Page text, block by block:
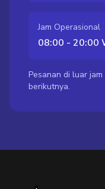
Jam Operasional
08:00 - 20:00
Pesanan di luar
berikutnya.